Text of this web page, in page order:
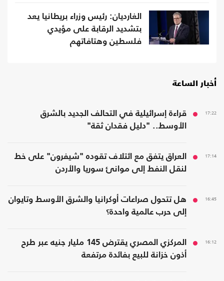
الغارديان: رئيس وزراء بريطانيا يعد
بتشديد الرقابة على مؤيدي
فلسطين وهتافاتهم
أخبار الساعة
17:22
قراءة إسرائيلية في التحالف الجديد بالشرق
الأوسط.. "دليل فقدان ثقة"
17:14
العراق يتفق مع ائتلاف تقوده "شيفرون" على خط
لنقل النفط إلى موانئ سوريا والأردن
16:45
هل تتحول صراعات أوكرانيا والشرق الأوسط وتايوان
إلى حرب عالمية واحدة؟
16:12
المركزي المصري يقترض 145 مليار جنيه عبر طرح
أذون خزانة للبيع بفائدة مرتفعة